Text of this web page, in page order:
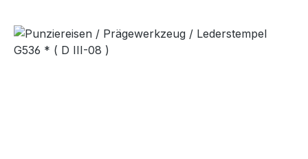
Bildergalerie überspringen